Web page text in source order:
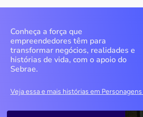
Conheça a força que
empreendedores têm para
transformar negócios, realidades e
histórias de vida, com o apoio do
Sebrae.
Veja essa e mais histórias em